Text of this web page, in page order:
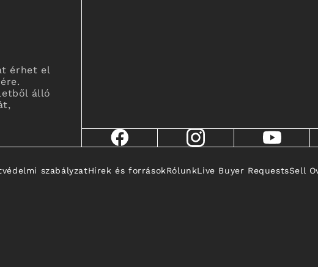
érhet el
álló
szabályzatHírek és forrásokRólunkLive Buyer RequestsSell